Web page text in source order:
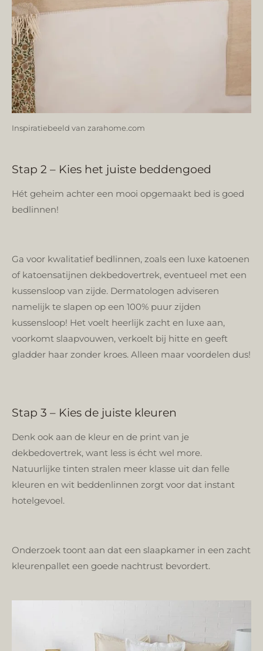
Inspiratiebeeld van zarahome.com
Stap 2 – Kies het juiste beddengoed
Hét geheim achter een mooi opgemaakt bed is goed
bedlinnen!
Ga voor kwalitatief bedlinnen, zoals een luxe katoenen
of katoensatijnen dekbedovertrek, eventueel met een
kussensloop van zijde. Dermatologen adviseren
namelijk te slapen op een 100% puur zijden
kussensloop! Het voelt heerlijk zacht en luxe aan,
voorkomt slaapvouwen, verkoelt bij hitte en geeft
gladder haar zonder kroes. Alleen maar voordelen dus!
Stap 3 – Kies de juiste kleuren
Denk ook aan de kleur en de print van je
dekbedovertrek, want less is écht wel more.
Natuurlijke tinten stralen meer klasse uit dan felle
kleuren en wit beddenlinnen zorgt voor dat instant
hotelgevoel.
Onderzoek toont aan dat een slaapkamer in een zacht
kleurenpallet een goede nachtrust bevordert.